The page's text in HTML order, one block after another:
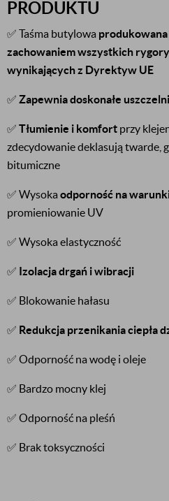
PRODUKTU
✅ Taśma butylowa
zachowaniem wszystkich
wynikających z Dyrektyw UE
✅ Zapewnia doskonałe
✅ Tłumienie i komfort przy
zdecydowanie deklasują twarde,
bitumiczne
✅ Wysoka odporność na
promieniowanie UV
✅ Wysoka elastyczność
✅ Izolacja drgań i wibracji
✅ Blokowanie hałasu
✅ Redukcja przenikania ciepła
✅ Odporność na wodę i oleje
✅ Bardzo mocny klej
✅ Odporność na pleśń
✅ Brak toksyczności